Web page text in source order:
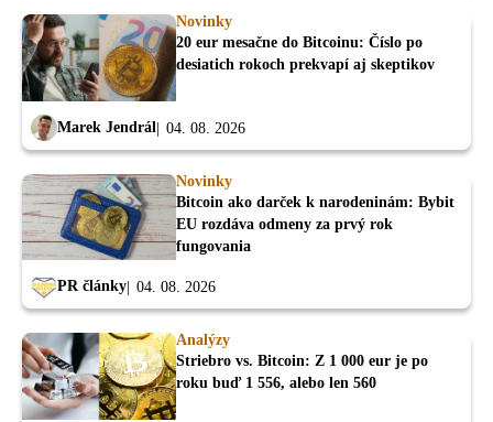
Novinky
20 eur mesačne do Bitcoinu: Číslo po
desiatich rokoch prekvapí aj skeptikov
Marek Jendrál 04. 08. 2026
Novinky
Bitcoin ako darček k narodeninám: Bybit
EU rozdáva odmeny za prvý rok
fungovania
PR články 04. 08. 2026
Analýzy
Striebro vs. Bitcoin: Z 1 000 eur je po
roku buď 1 556, alebo len 560